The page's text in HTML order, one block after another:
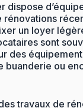
dispose
rénovations
un loyer
sont
des
buanderie ou
travaux de